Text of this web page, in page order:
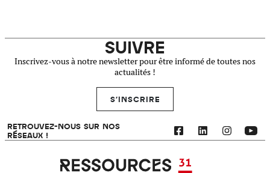
SUIVRE
Inscrivez-vous à notre newsletter pour être informé de toutes nos
actualités !
S'INSCRIRE
RETROUVEZ-NOUS SUR NOS
RÉSEAUX !
Ressources 31